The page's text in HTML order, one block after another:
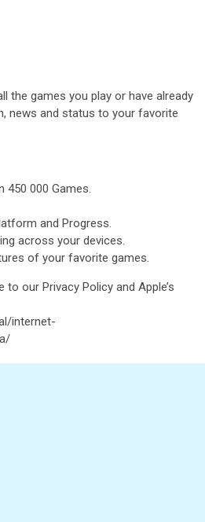
the games you play or have already
news and status to your favorite
450 000 Games.
and Progress.
across your devices.
of your favorite games.
to our Privacy Policy and Apple’s
internet-